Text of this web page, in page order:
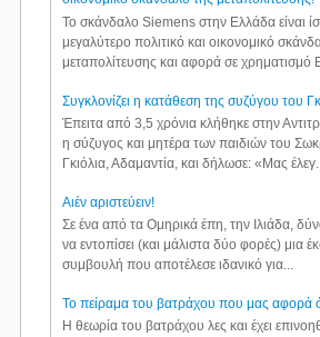
Το σκάνδαλο Siemens στην Ελλάδα είναι
μεγαλύτερο πολιτικό και οικονομικό
μεταπολίτευσης και αφορά σε χρηματισμό
Συγκλονίζει η κατάθεση της συζύγου του
Έπειτα από 3,5 χρόνια κλήθηκε στην
η σύζυγος και μητέρα των παιδιών του
Γκιόλια, Αδαμαντία, και δήλωσε: «Μας
Aιέν αριστεύειν!
Σε ένα από τα Ομηρικά έπη, την Ιλιάδα,
να εντοπίσει (και μάλιστα δύο φορές) μια
συμβουλή που αποτέλεσε ιδανικό για...
Το πείραμα του βατράχου που μας αφορά
Η θεωρία του βατράχου λες και έχει